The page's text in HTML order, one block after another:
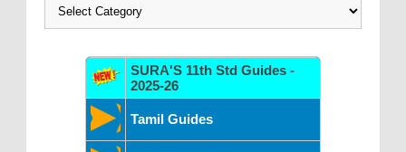
SURA'S 11th Std Guides -
2025-26
Tamil Guides